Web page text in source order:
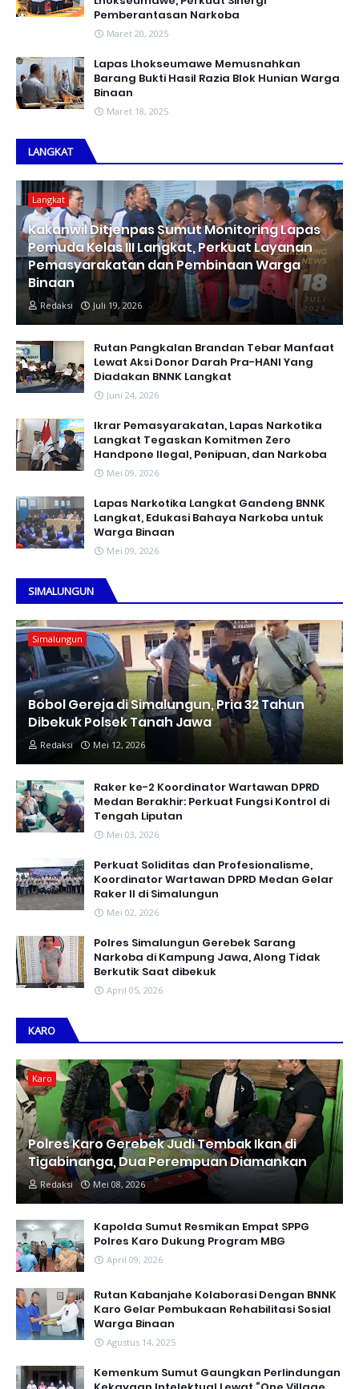
Pemberantasan Narkoba
Maret 20, 2025
Lapas Lhokseumawe Memusnahkan
Barang Bukti Hasil Razia Blok Hunian Warga
Binaan
Maret 18, 2025
LANGKAT
Langkat
Kakanwil Ditjenpas Sumut Monitoring Lapas
Pemuda Kelas III Langkat, Perkuat Layanan
Pemasyarakatan dan Pembinaan Warga
Binaan
Redaksi Juli 19, 2026
Rutan Pangkalan Brandan Tebar Manfaat
Lewat Aksi Donor Darah Pra-HANI Yang
Diadakan BNNK Langkat
Juni 24, 2026
Ikrar Pemasyarakatan, Lapas Narkotika
Langkat Tegaskan Komitmen Zero
Handpone llegal, Penipuan, dan Narkoba
Mei 09, 2026
Lapas Narkotika Langkat Gandeng BNNK
Langkat, Edukasi Bahaya Narkoba untuk
Warga Binaan
Mei 09, 2026
SIMALUNGUN
Simalungun
Bobol Gereja di Simalungun, Pria 32 Tahun
Dibekuk Polsek Tanah Jawa
Redaksi Mei 12, 2026
Raker ke-2 Koordinator Wartawan DPRD
Medan Berakhir: Perkuat Fungsi Kontrol di
Tengah Liputan
Mei 03, 2026
Perkuat Soliditas dan Profesionalisme,
Koordinator Wartawan DPRD Medan Gelar
Raker II di Simalungun
Mei 02, 2026
Polres Simalungun Gerebek Sarang
Narkoba di Kampung Jawa, Along Tidak
Berkutik Saat dibekuk
April 05, 2026
KARO
Karo
Polres Karo Gerebek Judi Tembak Ikan di
Tigabinanga, Dua Perempuan Diamankan
Redaksi Mei 08, 2026
Kapolda Sumut Resmikan Empat SPPG
Polres Karo Dukung Program MBG
April 09, 2026
Rutan Kabanjahe Kolaborasi Dengan BNNK
Karo Gelar Pembukaan Rehabilitasi Sosial
Warga Binaan
Agustus 14, 2025
Kemenkum Sumut Gaungkan Perlindungan